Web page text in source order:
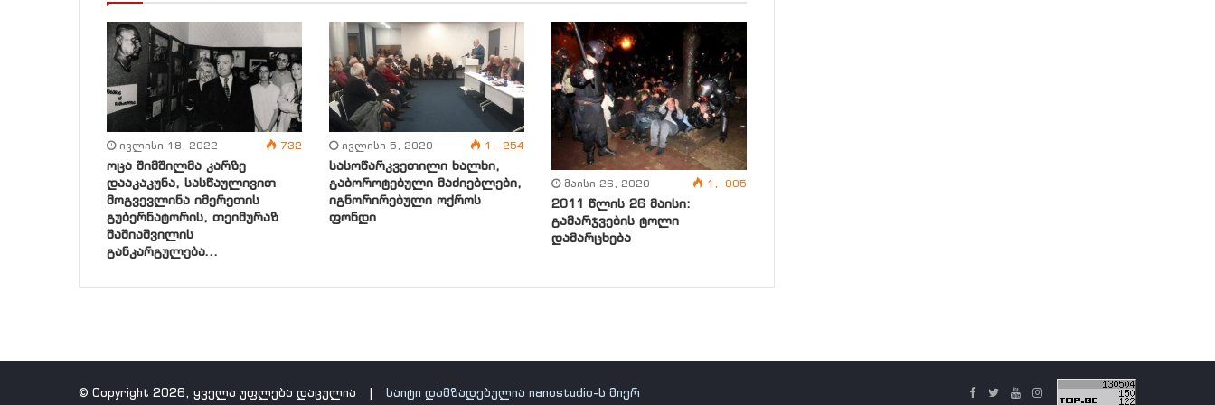
ივლისი 18, 2022 732
ოცა შიმშილმა კარზე
დააკაკუნა, სასწაულივით
მოგვევლინა იმერეთის
გუბერნატორის, თეიმურაზ
შაშიაშვილის
განკარგულება…
ივლისი 5, 2020 1, 254
სასოწარკვეთილი ხალხი,
გაბოროტებული მაძიებლები,
იგნორირებული ოქროს
ფონდი
მაისი 26, 2020 1, 005
2011 წლის 26 მაისი:
გამარჯვების ტოლი
დამარცხება
© Copyright 2026, ყველა უფლება დაცულია | საიტი დამზადებულია nanostudio-ს მიერ